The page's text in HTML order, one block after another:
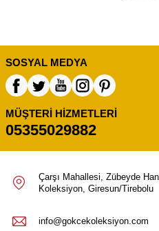
SOSYAL MEDYA
MÜŞTERI HIZMETLERI
05355029882
Çarşı Mahallesi, Zübeyde
Koleksiyon, Giresun/Tirebolu
info@gokcekoleksiyon.com